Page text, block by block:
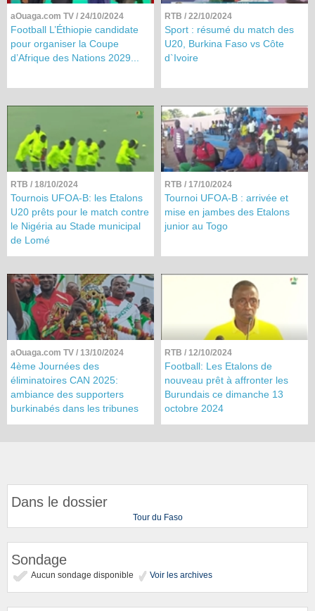
aOuaga.com TV / 24/10/2024
Football L’Éthiopie candidate
pour organiser la Coupe
d’Afrique des Nations 2029...
RTB / 22/10/2024
Sport : résumé du match des
U20, Burkina Faso vs Côte
d`Ivoire
RTB / 18/10/2024
Tournois UFOA-B: les Etalons
U20 prêts pour le match contre
le Nigéria au Stade municipal
de Lomé
RTB / 17/10/2024
Tournoi UFOA-B : arrivée et
mise en jambes des Etalons
junior au Togo
aOuaga.com TV / 13/10/2024
4ème Journées des
éliminatoires CAN 2025:
ambiance des supporters
burkinabés dans les tribunes
RTB / 12/10/2024
Football: Les Etalons de
nouveau prêt à affronter les
Burundais ce dimanche 13
octobre 2024
Dans le dossier
Tour du Faso
Sondage
Aucun sondage disponible Voir les archives